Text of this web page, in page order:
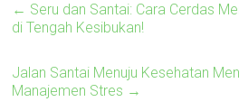
← Seru dan Santai: Cara Cerdas
di Tengah Kesibukan!
Jalan Santai Menuju Kesehatan
Manajemen Stres →